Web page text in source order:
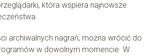
która wspiera najnowsze
archiwalnych nagrań, można wrócić do
w dowolnym momencie. W